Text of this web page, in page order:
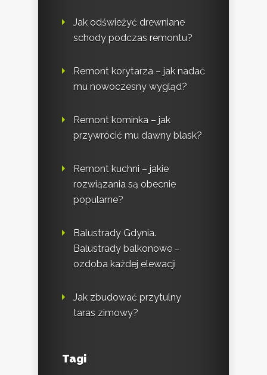
Jak odświeżyć drewniane
schody podczas remontu?
Remont korytarza – jak nadać
mu nowoczesny wygląd?
Remont kominka – jak
przywrócić mu dawny blask?
Remont kuchni – jakie
rozwiązania są obecnie
popularne?
Balustrady Gdynia.
Balustrady balkonowe –
ozdoba każdej elewacji
Jak zbudować przytulny
taras zimowy?
Tagi